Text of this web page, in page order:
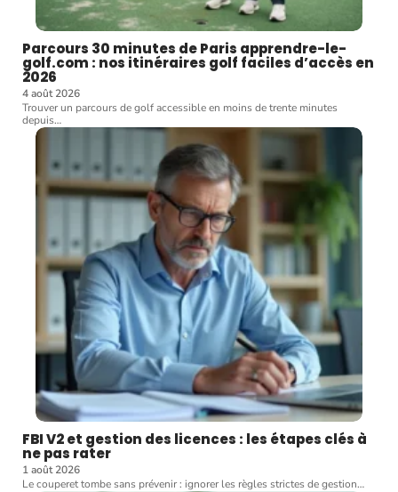
Parcours 30 minutes de Paris apprendre-le-
golf.com : nos itinéraires golf faciles d’accès en
2026
4 août 2026
Trouver un parcours de golf accessible en moins de trente minutes
depuis…
FBI V2 et gestion des licences : les étapes clés à
ne pas rater
1 août 2026
Le couperet tombe sans prévenir : ignorer les règles strictes de gestion…